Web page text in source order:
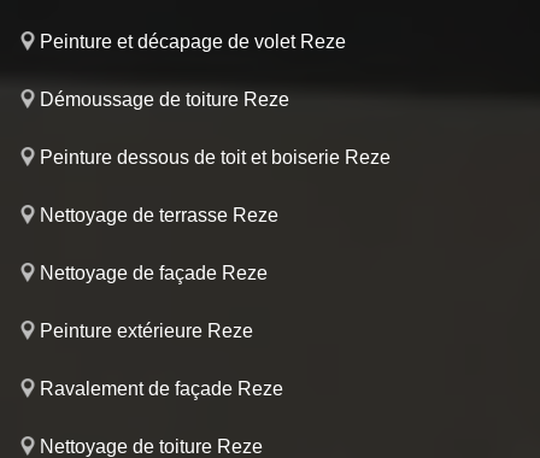
Peinture et décapage de volet Reze
Démoussage de toiture Reze
Peinture dessous de toit et boiserie Reze
Nettoyage de terrasse Reze
Nettoyage de façade Reze
Peinture extérieure Reze
Ravalement de façade Reze
Nettoyage de toiture Reze